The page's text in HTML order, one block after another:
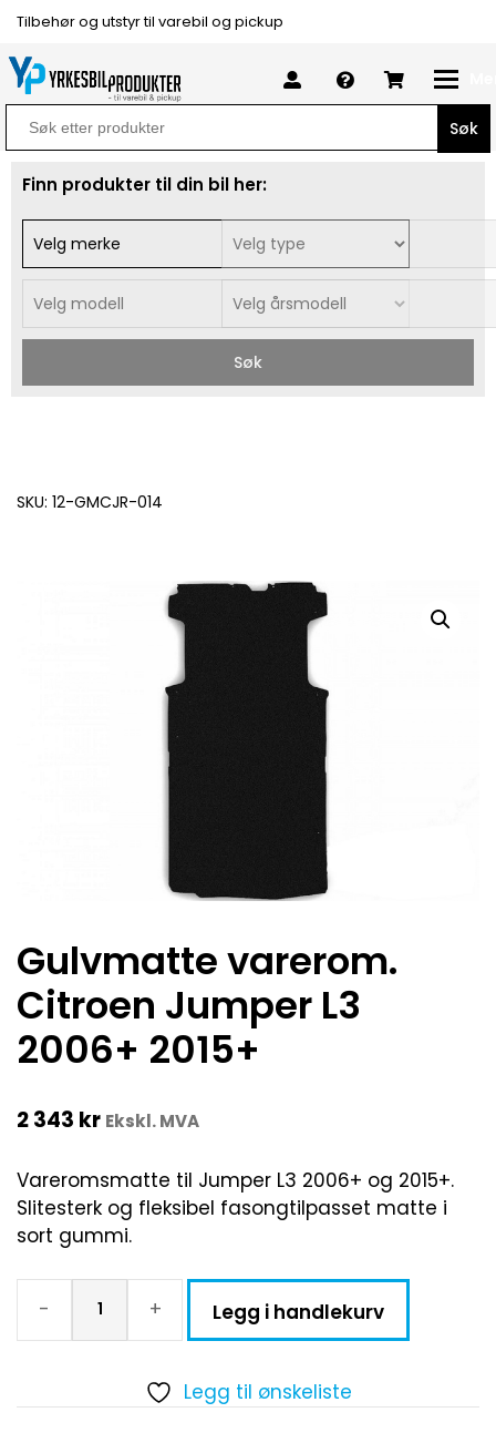
Tilbehør og utstyr til varebil og pickup
Search
for:
Finn produkter til din bil her:
Søk
SKU: 12-GMCJR-014
Gulvmatte varerom.
Citroen Jumper L3
2006+ 2015+
2 343 kr Ekskl. MVA
Vareromsmatte til Jumper L3 2006+ og 2015+.
Slitesterk og fleksibel fasongtilpasset matte i
sort gummi.
- + Legg i handlekurv
Legg til ønskeliste